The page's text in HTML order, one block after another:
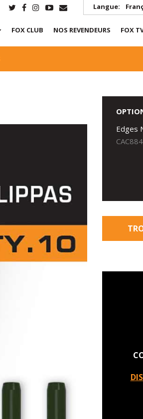
Langue:
FOX CLUB NOS REVENDEURS FOX
Edges
CAC884